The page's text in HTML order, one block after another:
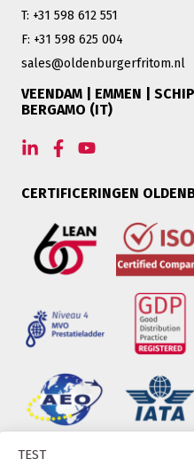
TEST
T: +31 598 612 551
F: +31 598 625 004
sales@oldenburgerfritom.nl
VEENDAM | EMMEN |
BERGAMO (IT)
CERTIFICERINGEN